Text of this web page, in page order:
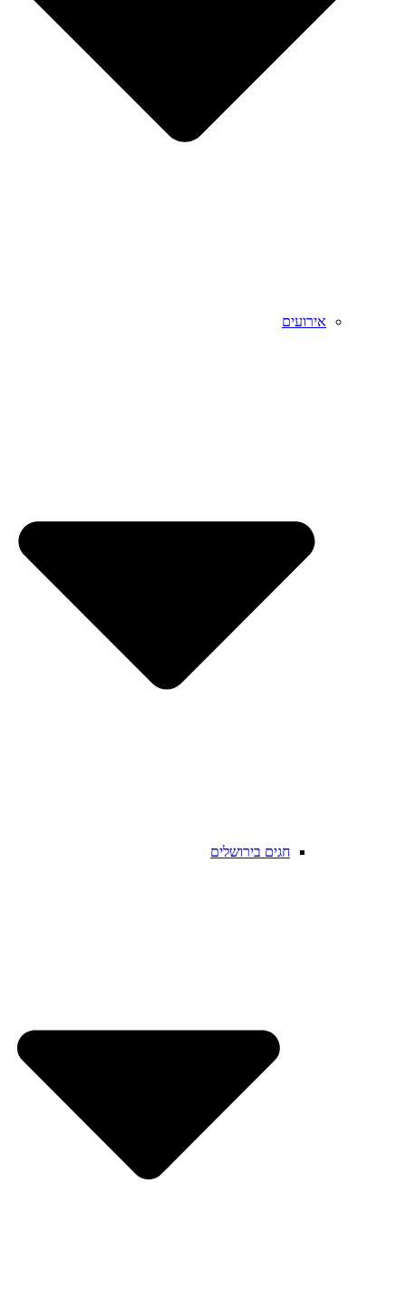
אירועים
חגים בירושלים